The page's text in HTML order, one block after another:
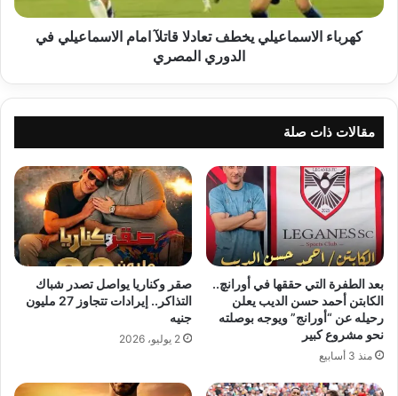
الدوري
المصريكهرباء الاسماعيلي يخطف تعادلا قاتلآ امام الاسماعيلي في
الدوري المصري
مقالات ذات صلة
بعد الطفرة التي حققها في أورانچ..
الكابتن أحمد حسن الديب يعلن
رحيله عن “أورانج” ويوجه بوصلته
نحو مشروع كبير
منذ 3 أسابيع
صقر وكناريا يواصل تصدر شباك
التذاكر.. إيرادات تتجاوز 27 مليون
جنيه
2 يوليو، 2026